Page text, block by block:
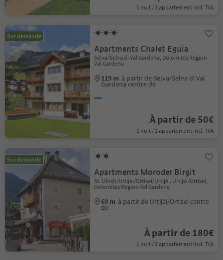
1 nuit / 1 appartement incl. TVA
Sur demande
Apartments Chalet Eguia
Sëlva/Selva di Val Gardena, Dolomites Region
Val Gardena
119 m à partir de Sëlva/Selva di Val
Gardena centre de
À partir de 50€
1 nuit / 1 appartement incl. TVA
Sur demande
Apartments Moroder Birgit
St. Ulrich/Urtijëi/Ortisei/Urtijëi, Urtijëi/Ortisei,
Dolomites Region Val Gardena
69 m à partir de Urtijëi/Ortisei centre
de
À partir de 180€
1 nuit / 1 appartement incl. TVA